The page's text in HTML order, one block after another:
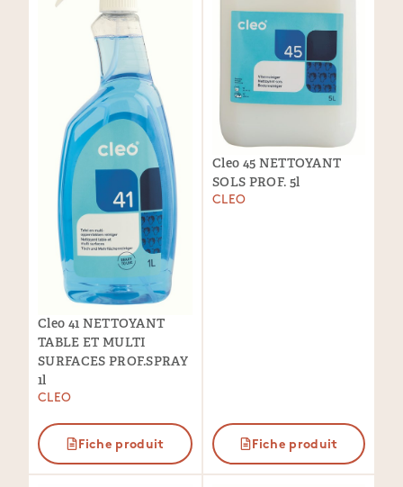
Cleo 41 NETTOYANT
TABLE ET MULTI
SURFACES PROF.SPRAY
1l
CLEO
Fiche produit
Cleo 45 NETTOYANT
SOLS PROF. 5l
CLEO
Fiche produit